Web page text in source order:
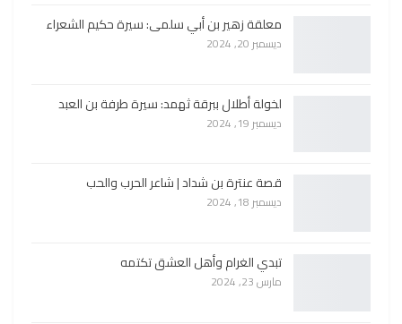
معلقة زهير بن أبي سلمى: سيرة حكيم الشعراء
ديسمبر 20, 2024
لخولة أطلال ببرقة ثهمد: سيرة طرفة بن العبد
ديسمبر 19, 2024
قصة عنترة بن شداد | شاعر الحرب والحب
ديسمبر 18, 2024
تبدي الغرام وأهل العشق تكتمه
مارس 23, 2024